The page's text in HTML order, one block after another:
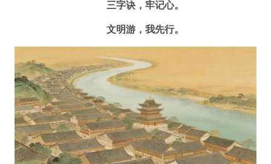
三字诀，牢记心。
文明游，我先行。